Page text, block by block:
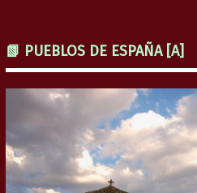
📗 PUEBLOS DE ESPAÑA [A]